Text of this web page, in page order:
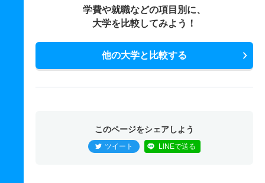
学費や就職などの項目別に、
大学を比較してみよう！
他の大学と比較する
このページをシェアしよう
ツイート LINEで送る